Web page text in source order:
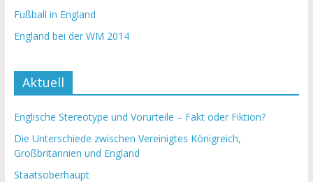
Fußball in England
England bei der WM 2014
Aktuell
Englische Stereotype und Vorurteile – Fakt oder Fiktion?
Die Unterschiede zwischen Vereinigtes Königreich,
Großbritannien und England
Staatsoberhaupt